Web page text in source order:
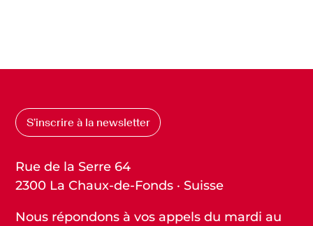
S’inscrire à la newsletter
Rue de la Serre 64
2300 La Chaux-de-Fonds · Suisse
Nous répondons à vos appels du mardi au